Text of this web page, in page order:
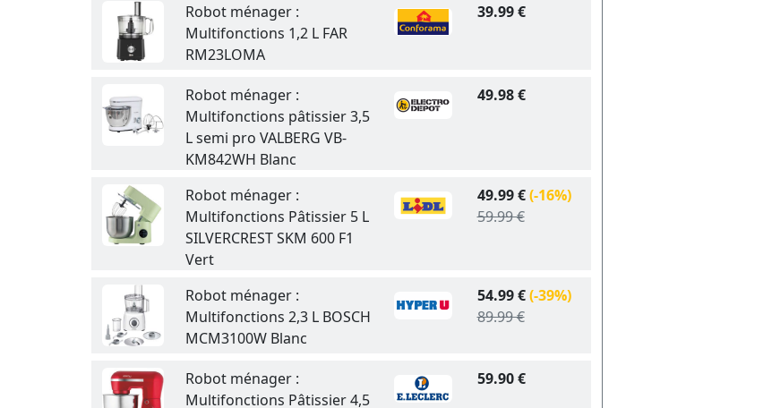
Robot ménager :
Multifonctions 1,2 L FAR
RM23LOMA
39.99 €
Robot ménager :
Multifonctions pâtissier 3,5
L semi pro VALBERG VB-
KM842WH Blanc
49.98 €
Robot ménager :
Multifonctions Pâtissier 5 L
SILVERCREST SKM 600 F1
Vert
49.99 €(-16%)
59.99 €
Robot ménager :
Multifonctions 2,3 L BOSCH
MCM3100W Blanc
54.99 €(-39%)
89.99 €
Robot ménager :
Multifonctions Pâtissier 4,5
59.90 €